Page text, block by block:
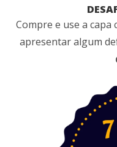
Compre e use a capa
apresentar algum